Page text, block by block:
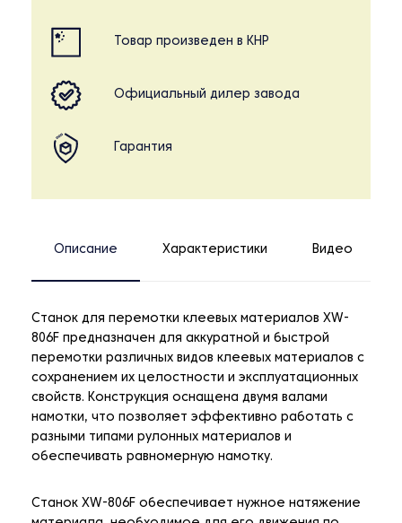
Товар произведен в КНР
Официальный дилер завода
Гарантия
Описание Характеристики Видео
Станок для перемотки клеевых материалов XW-
806F предназначен для аккуратной и быстрой
перемотки различных видов клеевых материалов с
сохранением их целостности и эксплуатационных
свойств. Конструкция оснащена двумя валами
намотки, что позволяет эффективно работать с
разными типами рулонных материалов и
обеспечивать равномерную намотку.
Станок XW-806F обеспечивает нужное натяжение